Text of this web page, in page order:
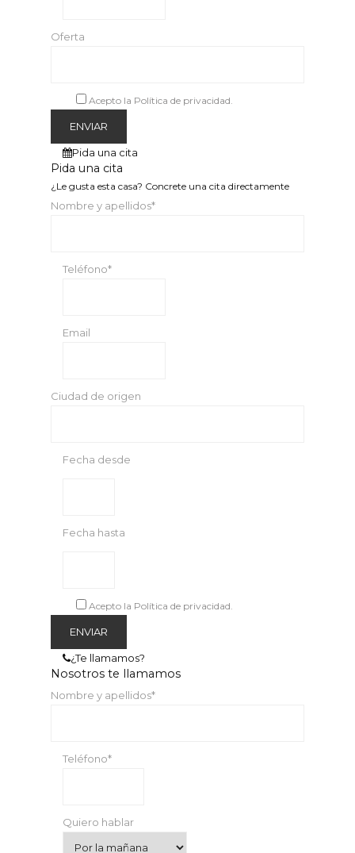
Oferta
Acepto la Política de privacidad.
Pida una cita
Pida una cita
¿Le gusta esta casa? Concrete una cita directamente
Nombre y apellidos*
Teléfono*
Email
Ciudad de origen
Fecha desde
Fecha hasta
Acepto la Política de privacidad.
¿Te llamamos?
Nosotros te llamamos
Nombre y apellidos*
Teléfono*
Quiero hablar